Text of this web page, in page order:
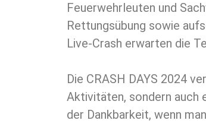
Feuerwehrleuten und
Rettungsübung sowie
Live-Crash erwarten die
Die CRASH DAYS 2024
Aktivitäten, sondern auch
der Dankbarkeit, wenn